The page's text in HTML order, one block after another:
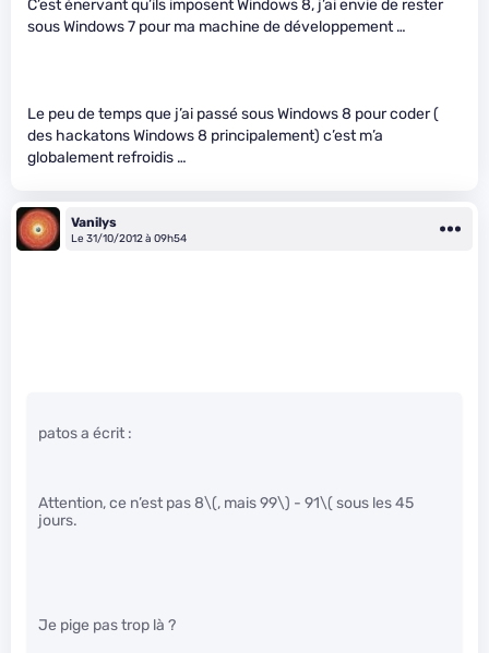
C’est énervant qu’ils imposent Windows 8, j’ai envie de rester
sous Windows 7 pour ma machine de développement …
Le peu de temps que j’ai passé sous Windows 8 pour coder (
des hackatons Windows 8 principalement) c’est m’a
globalement refroidis …
Vanilys
Le 31/10/2012 à 09h54
patos a écrit :
Attention, ce n’est pas 8\(, mais 99\) - 91\( sous les 45
jours.
Je pige pas trop là ?